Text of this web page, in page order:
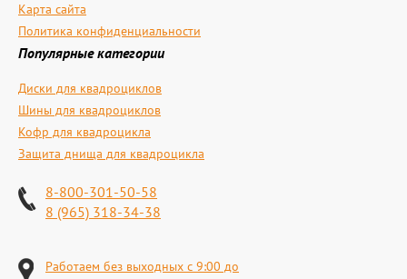
Карта сайта
Политика конфиденциальности
Популярные категории
Диски для квадроциклов
Шины для квадроциклов
Кофр для квадроцикла
Защита днища для квадроцикла
8-800-301-50-58
8 (965) 318-34-38
Работаем без выходных с 9:00 до